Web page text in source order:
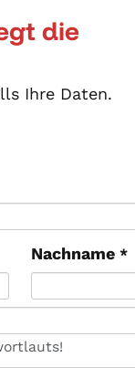
die
Ihre Daten.
Nachname *